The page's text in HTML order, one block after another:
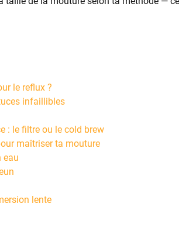
le reflux ?
infaillibles
: le filtre ou le cold brew
maîtriser ta mouture
eau
lente